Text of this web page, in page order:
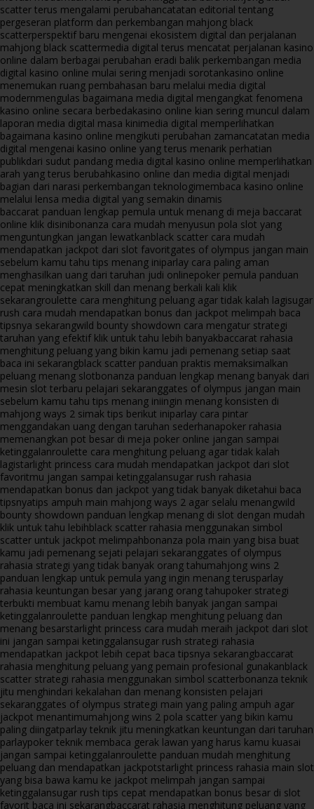
scatter terus mengalami perubahancatatan editorial tentang
pergeseran platform dan perkembangan mahjong black
scatterperspektif baru mengenai ekosistem digital dan perjalanan
mahjong black scattermedia digital terus mencatat perjalanan kasino
online dalam berbagai perubahan eradi balik perkembangan media
digital kasino online mulai sering menjadi sorotankasino online
menemukan ruang pembahasan baru melalui media digital
modernmengulas bagaimana media digital mengangkat fenomena
kasino online secara berbedakasino online kian sering muncul dalam
laporan media digital masa kinimedia digital memperlihatkan
bagaimana kasino online mengikuti perubahan zamancatatan media
digital mengenai kasino online yang terus menarik perhatian
publikdari sudut pandang media digital kasino online memperlihatkan
arah yang terus berubahkasino online dan media digital menjadi
bagian dari narasi perkembangan teknologimembaca kasino online
melalui lensa media digital yang semakin dinamis
baccarat panduan lengkap pemula untuk menang di meja baccarat
online klik disinibonanza cara mudah menyusun pola slot yang
menguntungkan jangan lewatkanblack scatter cara mudah
mendapatkan jackpot dari slot favoritgates of olympus jangan main
sebelum kamu tahu tips menang iniparlay cara paling aman
menghasilkan uang dari taruhan judi onlinepoker pemula panduan
cepat meningkatkan skill dan menang berkali kali klik
sekarangroulette cara menghitung peluang agar tidak kalah lagisugar
rush cara mudah mendapatkan bonus dan jackpot melimpah baca
tipsnya sekarangwild bounty showdown cara mengatur strategi
taruhan yang efektif klik untuk tahu lebih banyakbaccarat rahasia
menghitung peluang yang bikin kamu jadi pemenang setiap saat
baca ini sekarangblack scatter panduan praktis memaksimalkan
peluang menang slotbonanza panduan lengkap menang banyak dari
mesin slot terbaru pelajari sekaranggates of olympus jangan main
sebelum kamu tahu tips menang iniingin menang konsisten di
mahjong ways 2 simak tips berikut iniparlay cara pintar
menggandakan uang dengan taruhan sederhanapoker rahasia
memenangkan pot besar di meja poker online jangan sampai
ketinggalanroulette cara menghitung peluang agar tidak kalah
lagistarlight princess cara mudah mendapatkan jackpot dari slot
favoritmu jangan sampai ketinggalansugar rush rahasia
mendapatkan bonus dan jackpot yang tidak banyak diketahui baca
tipsnyatips ampuh main mahjong ways 2 agar selalu menangwild
bounty showdown panduan lengkap menang di slot dengan mudah
klik untuk tahu lebihblack scatter rahasia menggunakan simbol
scatter untuk jackpot melimpahbonanza pola main yang bisa buat
kamu jadi pemenang sejati pelajari sekaranggates of olympus
rahasia strategi yang tidak banyak orang tahumahjong wins 2
panduan lengkap untuk pemula yang ingin menang terusparlay
rahasia keuntungan besar yang jarang orang tahupoker strategi
terbukti membuat kamu menang lebih banyak jangan sampai
ketinggalanroulette panduan lengkap menghitung peluang dan
menang besarstarlight princess cara mudah meraih jackpot dari slot
ini jangan sampai ketinggalansugar rush strategi rahasia
mendapatkan jackpot lebih cepat baca tipsnya sekarangbaccarat
rahasia menghitung peluang yang pemain profesional gunakanblack
scatter strategi rahasia menggunakan simbol scatterbonanza teknik
jitu menghindari kekalahan dan menang konsisten pelajari
sekaranggates of olympus strategi main yang paling ampuh agar
jackpot menantimumahjong wins 2 pola scatter yang bikin kamu
paling diingatparlay teknik jitu meningkatkan keuntungan dari taruhan
parlaypoker teknik membaca gerak lawan yang harus kamu kuasai
jangan sampai ketinggalanroulette panduan mudah menghitung
peluang dan mendapatkan jackpotstarlight princess rahasia main slot
yang bisa bawa kamu ke jackpot melimpah jangan sampai
ketinggalansugar rush tips cepat mendapatkan bonus besar di slot
favorit baca ini sekarangbaccarat rahasia menghitung peluang yang